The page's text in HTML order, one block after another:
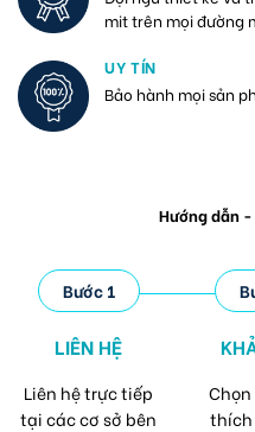
mit trên mọi đường
UY TÍN
Bảo hành mọi sản
Hướng dẫn
Bước 1
LIÊN HỆ
Liên hệ trực tiếp
tại các cơ sở bên
thích